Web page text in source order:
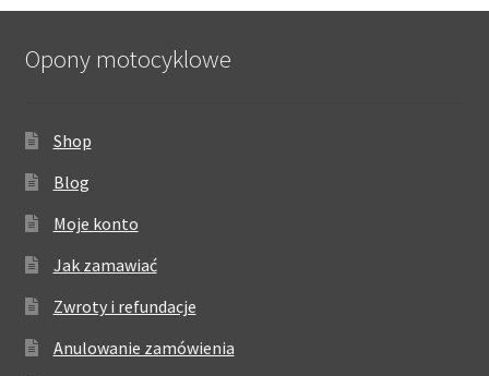
Opony motocyklowe
Shop
Blog
Moje konto
Jak zamawiać
Zwroty i refundacje
Anulowanie zamówienia